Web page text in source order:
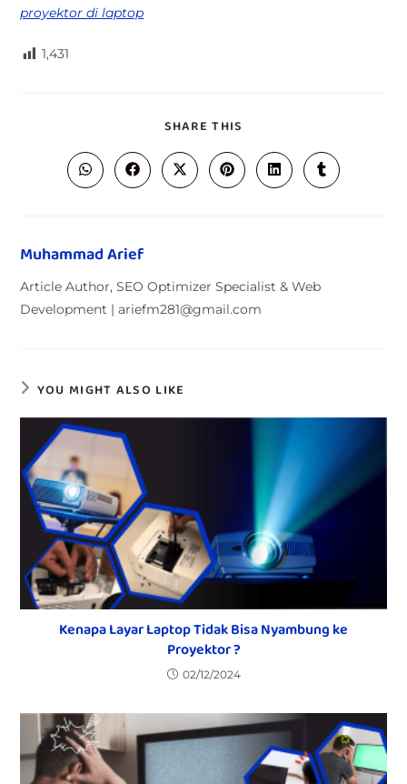
proyektor di laptop
1,431
SHARE THIS
Muhammad Arief
Article Author, SEO Optimizer Specialist & Web
Development | ariefm281@gmail.com
YOU MIGHT ALSO LIKE
Kenapa Layar Laptop Tidak Bisa Nyambung ke
Proyektor ?
02/12/2024